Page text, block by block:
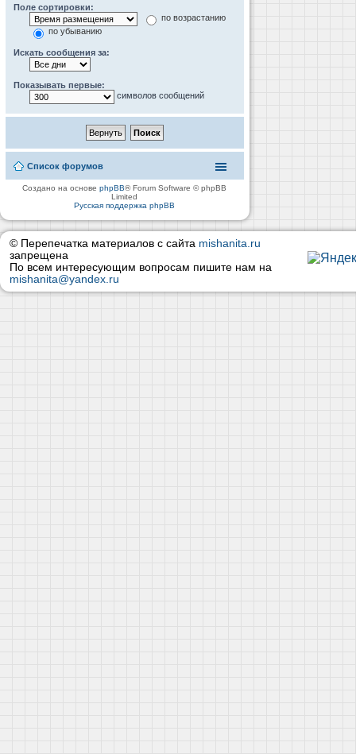
Поле сортировки:
по возрастанию
по убыванию
Искать сообщения за:
Показывать первые:
символов сообщений
Список форумов
Создано на основеphpBB® Forum Software © phpBB
Limited
Русская поддержка phpBB
© Перепечатка материалов с сайта mishanita.ru
запрещена
По всем интересующим вопросам пишите нам на
mishanita@yandex.ru